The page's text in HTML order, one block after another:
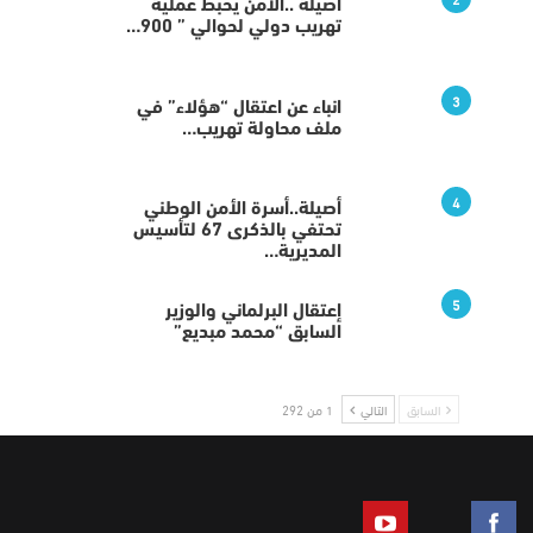
أصيلة ..الأمن يحبط عملية
تهريب دولي لحوالي ” 900…
3
انباء عن اعتقال “هؤلاء” في
ملف محاولة تهريب…
4
أصيلة..أسرة الأمن الوطني
تحتفي بالذكرى 67 لتأسيس
المديرية…
5
إعتقال البرلماني والوزير
السابق “محمد مبديع”
السابق التالي 1 من 292